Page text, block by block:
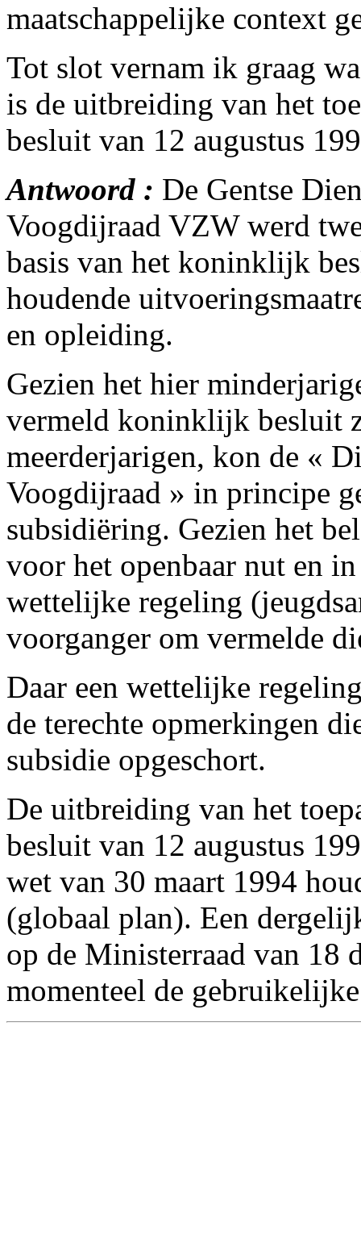
maatschappelijke context
Tot slot vernam ik graag
is de uitbreiding van het
besluit van 12 augustus
Antwoord : De Gentse
Voogdijraad VZW werd
basis van het koninklijk
houdende
en opleiding.
Gezien het hier
vermeld koninklijk besluit
meerderjarigen, kon de «
Voogdijraad » in principe
subsidiëring. Gezien het
voor het openbaar nut en
wettelijke regeling
voorganger om vermelde
Daar een wettelijke
de terechte opmerkingen
subsidie opgeschort.
De uitbreiding van het
besluit van 12 augustus
wet van 30 maart 1994
(globaal plan). Een
op de Ministerraad van 18
momenteel de